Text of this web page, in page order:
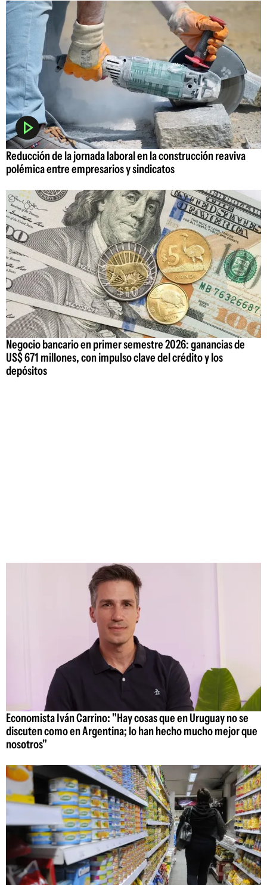
Reducción de la jornada laboral en la construcción reaviva
polémica entre empresarios y sindicatos
Negocio bancario en primer semestre 2026: ganancias de
US$ 671 millones, con impulso clave del crédito y los
depósitos
Economista Iván Carrino: "Hay cosas que en Uruguay no se
discuten como en Argentina; lo han hecho mucho mejor que
nosotros"